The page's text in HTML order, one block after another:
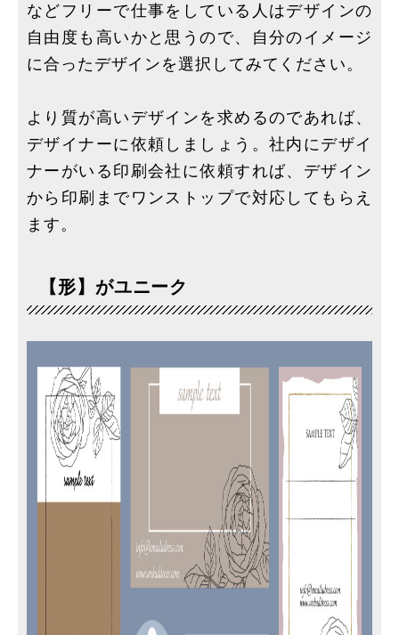
などフリーで仕事をしている人はデザインの
自由度も高いかと思うので、自分のイメージ
に合ったデザインを選択してみてください。
より質が高いデザインを求めるのであれば、
デザイナーに依頼しましょう。社内にデザイ
ナーがいる印刷会社に依頼すれば、デザイン
から印刷までワンストップで対応してもらえ
ます。
【形】がユニーク